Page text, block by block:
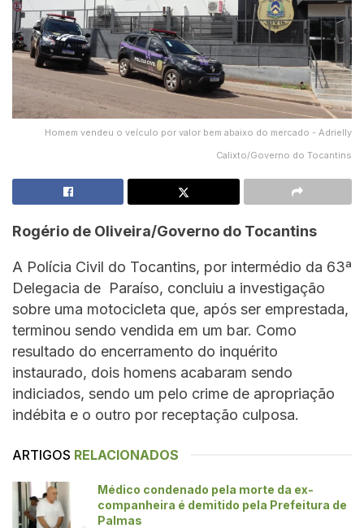
Homem vendeu o veículo por valor bem abaixo do mercado - Adrielly
Calixto/Governo do Tocantins
Rogério de Oliveira/Governo do Tocantins
A Polícia Civil do Tocantins, por intermédio da 63ª
Delegacia de Paraíso, concluiu a investigação
sobre uma motocicleta que, após ser emprestada,
terminou sendo vendida em um bar. Como
resultado do encerramento do inquérito
instaurado, dois homens acabaram sendo
indiciados, sendo um pelo crime de apropriação
indébita e o outro por receptação culposa.
ARTIGOS RELACIONADOS
Médico condenado pela morte da ex-
companheira é demitido pela Prefeitura de
Palmas